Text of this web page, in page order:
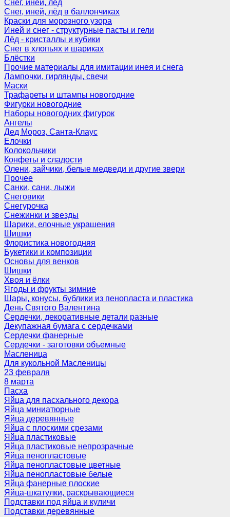
Снег, иней, лёд
Снег, иней, лёд в баллончиках
Краски для морозного узора
Иней и снег - структурные пасты и гели
Лёд - кристаллы и кубики
Снег в хлопьях и шариках
Блёстки
Прочие материалы для имитации инея и снега
Лампочки, гирлянды, свечи
Маски
Трафареты и штампы новогодние
Фигурки новогодние
Наборы новогодних фигурок
Ангелы
Дед Мороз, Санта-Клаус
Елочки
Колокольчики
Конфеты и сладости
Олени, зайчики, белые медведи и другие звери
Прочее
Санки, сани, лыжи
Снеговики
Снегурочка
Снежинки и звезды
Шарики, елочные украшения
Шишки
Флористика новогодняя
Букетики и композиции
Основы для венков
Шишки
Хвоя и ёлки
Ягоды и фрукты зимние
Шары, конусы, бублики из пенопласта и пластика
День Святого Валентина
Сердечки, декоративные детали разные
Декупажная бумага с сердечками
Сердечки фанерные
Сердечки - заготовки объемные
Масленица
Для кукольной Масленицы
23 февраля
8 марта
Пасха
Яйца для пасхального декора
Яйца миниатюрные
Яйца деревянные
Яйца с плоскими срезами
Яйца пластиковые
Яйца пластиковые непрозрачные
Яйца пенопластовые
Яйца пенопластовые цветные
Яйца пенопластовые белые
Яйца фанерные плоские
Яйца-шкатулки, раскрывающиеся
Подставки под яйца и куличи
Подставки деревянные